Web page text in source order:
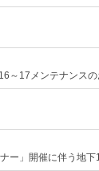
～17メンテナンスの
ー」開催に伴う地